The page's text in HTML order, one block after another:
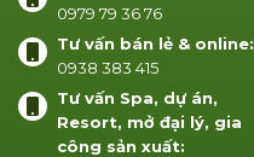
0979 79 36 76
Tư vấn bán lẻ & online:
0938 383 415
Tư vấn Spa, dự án,
Resort, mở đại lý, gia
công sản xuất: